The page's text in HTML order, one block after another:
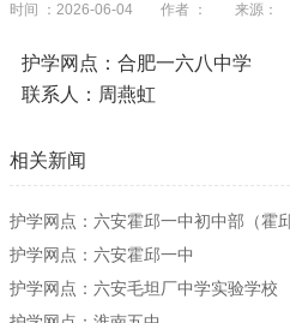
时间 ：2026-06-04 作者 ： 来源：
护学网点：合肥一六八中学
联系人：周燕虹
相关新闻
护学网点：六安霍邱一中初中部（霍邱
护学网点：六安霍邱一中
护学网点：六安毛坦厂中学实验学校